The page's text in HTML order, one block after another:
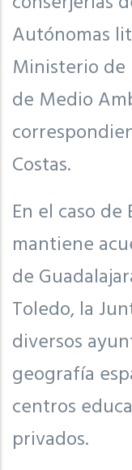
Autónomas
Ministerio de
de Medio
Costas.
En el caso de
mantiene
de
Toledo, la
diversos
geografía
centros
privados.